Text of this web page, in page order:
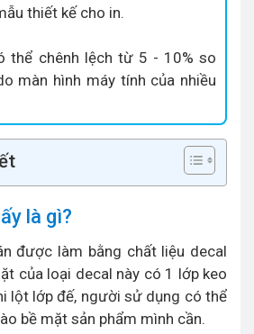
thiết kế cho in.
thể chênh lệch từ 5 - 10% so
màn hình máy tính của nhiều
là gì?
được làm bằng chất liệu decal
của loại decal này có 1 lớp keo
lột lớp đế, người sử dụng có thể
bề mặt sản phẩm mình cần.